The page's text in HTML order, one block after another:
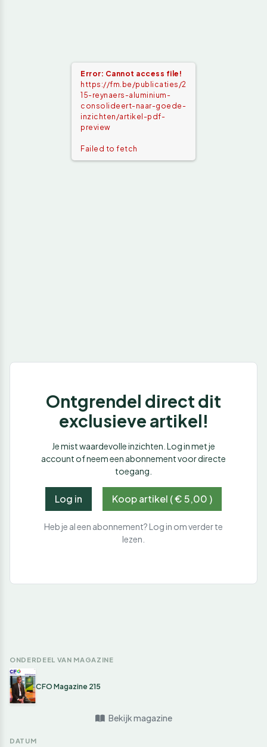
Error: Cannot access file!
https://fm.be/publicaties/2
15-reynaers-aluminium-
consolideert-naar-goede-
inzichten/artikel-pdf-
preview
Failed to fetch
Ontgrendel direct dit
exclusieve artikel!
Je mist waardevolle inzichten. Log in met je
account of neem een abonnement voor directe
toegang.
Log in Koop artikel ( € 5,00 )
Heb je al een abonnement? Log in om verder te
lezen.
ONDERDEEL VAN MAGAZINE
CFO Magazine 215
Bekijk magazine
DATUM